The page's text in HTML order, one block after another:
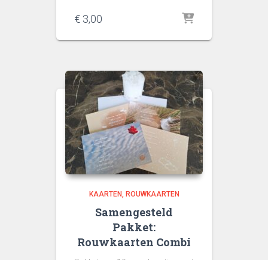
€ 3,00
KAARTEN ROUWKAARTEN
Samengesteld
Pakket:
Rouwkaarten Combi